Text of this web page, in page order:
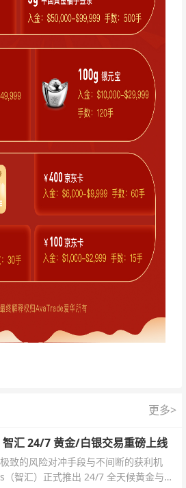
更多>
汇 24/7 黄金/白银交易重磅上线
致的风险对冲手段与不间断的获利机
智汇）正式推出 24/7 全天候黄金与白